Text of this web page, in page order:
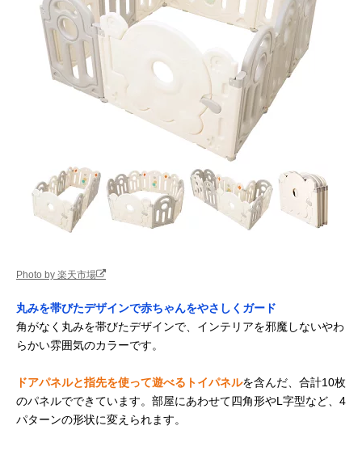
Photo by 楽天市場
丸みを帯びたデザインで赤ちゃんをやさしくガード
角がなく丸みを帯びたデザインで、インテリアを邪魔しないやわ
らかい雰囲気のカラーです。
ドアパネルと指先を使って遊べるトイパネルを含んだ、合計10枚
のパネルでできています。部屋にあわせて四角形やL字型など、4
パターンの形状に変えられます。